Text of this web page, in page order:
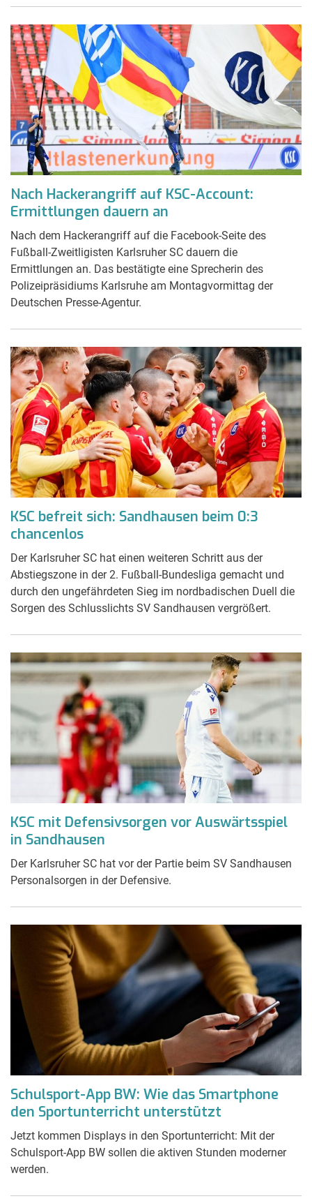
Nach Hackerangriff auf KSC-Account:
Ermittlungen dauern an
Nach dem Hackerangriff auf die Facebook-Seite des
Fußball-Zweitligisten Karlsruher SC dauern die
Ermittlungen an. Das bestätigte eine Sprecherin des
Polizeipräsidiums Karlsruhe am Montagvormittag der
Deutschen Presse-Agentur.
KSC befreit sich: Sandhausen beim 0:3
chancenlos
Der Karlsruher SC hat einen weiteren Schritt aus der
Abstiegszone in der 2. Fußball-Bundesliga gemacht und
durch den ungefährdeten Sieg im nordbadischen Duell die
Sorgen des Schlusslichts SV Sandhausen vergrößert.
KSC mit Defensivsorgen vor Auswärtsspiel
in Sandhausen
Der Karlsruher SC hat vor der Partie beim SV Sandhausen
Personalsorgen in der Defensive.
Schulsport-App BW: Wie das Smartphone
den Sportunterricht unterstützt
Jetzt kommen Displays in den Sportunterricht: Mit der
Schulsport-App BW sollen die aktiven Stunden moderner
werden.